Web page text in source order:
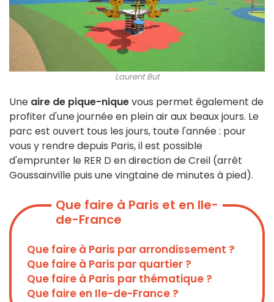
Laurent But
Une aire de pique-niquevous permet également de
profiter d'une journée en plein air aux beaux jours. Le
parc est ouvert tous les jours, toute l'année : pour
vous y rendre depuis Paris, il est possible
d'emprunter le RER D en direction de Creil (arrêt
Goussainville puis une vingtaine de minutes à pied).
Que faire à Paris et en Ile-
de-France
Que faire à Paris par arrondissement ?
Que faire à Paris par quartier ?
Que faire à Paris par thématique ?
Que faire en Ile-de-France ?